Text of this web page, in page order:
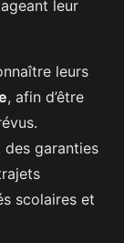
leur
leurs
, afin d’être
des garanties
scolaires et